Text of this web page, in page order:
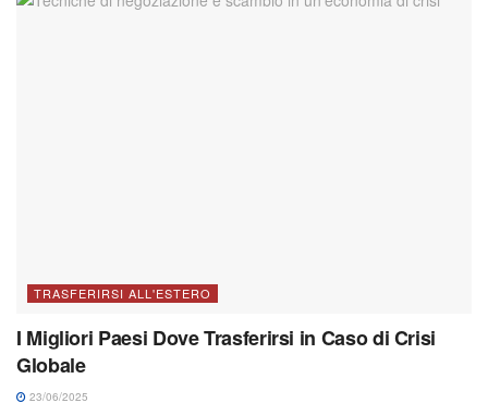
TRASFERIRSI ALL'ESTERO
I Migliori Paesi Dove Trasferirsi in Caso di Crisi
Globale
23/06/2025